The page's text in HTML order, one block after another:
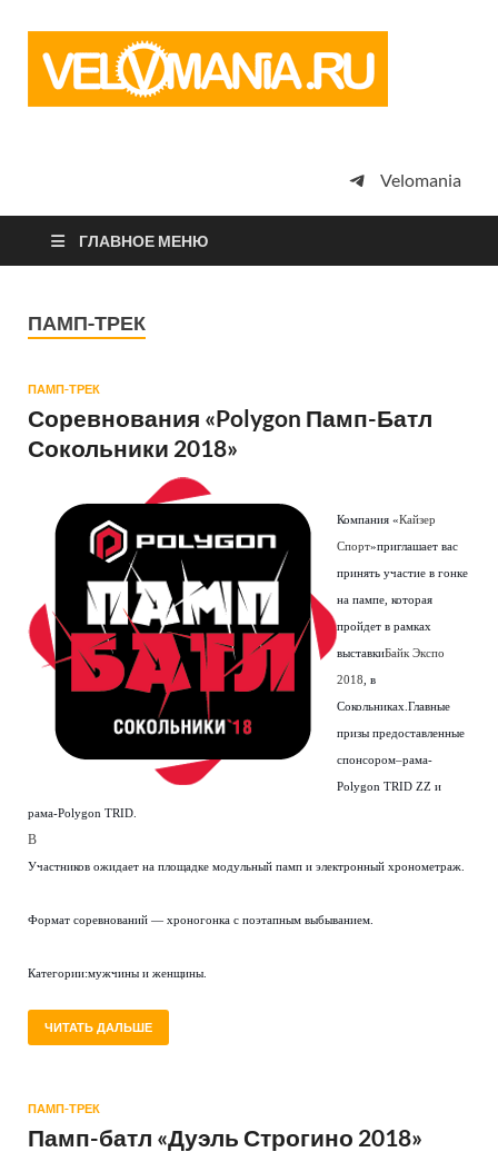
просто
Velomania
ГЛАВНОЕ МЕНЮ
ПАМП-ТРЕК
ПАМП-ТРЕК
Соревнования «Polygon Памп-Батл
Сокольники 2018»
Компания «Кайзер
Спорт»приглашает вас
принять участие в гонке
на пампе, которая
пройдет в рамках
выставкиБайк Экспо
2018 , в
Сокольниках.Главные
призы предоставленные
спонсором–рама-
Polygon TRID ZZ и
рама-Polygon TRID.
В
Участников ожидает на площадке модульный памп и электронный хронометраж.
Формат соревнований — хроногонка с поэтапным выбыванием.
Категории:мужчины и женщины.
ЧИТАТЬ ДАЛЬШЕ
ПАМП-ТРЕК
Памп-батл «Дуэль Строгино 2018»